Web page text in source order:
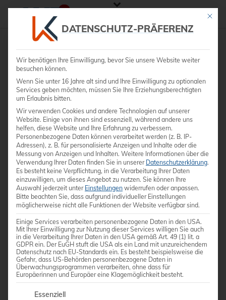
Volumen Sonde 3D4-9
Urologie, Gynäkologie, Geburtshilfe
Mit
DATENSCHUTZ-PRÄFERENZ
Wir benötigen Ihre Einwilligung, bevor Sie unsere Website weiter
besuchen können.
Wenn Sie unter 16 Jahre alt sind und Ihre Einwilligung zu optionalen
Services geben möchten, müssen Sie Ihre Erziehungsberechtigten
um Erlaubnis bitten.
Wir verwenden Cookies und andere Technologien auf unserer
Website. Einige von ihnen sind essenziell, während andere uns
helfen, diese Website und Ihre Erfahrung zu verbessern.
Personenbezogene Daten können verarbeitet werden (z. B. IP-
Adressen), z. B. für personalisierte Anzeigen und Inhalte oder die
Messung von Anzeigen und Inhalten. Weitere Informationen über die
Verwendung Ihrer Daten finden Sie in unserer Datenschutzerklärung.
Es besteht keine Verpflichtung, in die Verarbeitung Ihrer Daten
einzuwilligen, um dieses Angebot zu nutzen. Sie können Ihre
Auswahl jederzeit unter Einstellungen widerrufen oder anpassen.
Bitte beachten Sie, dass aufgrund individueller Einstellungen
möglicherweise nicht alle Funktionen der Website verfügbar sind.
Einige Services verarbeiten personenbezogene Daten in den USA.
Mit Ihrer Einwilligung zur Nutzung dieser Services willigen Sie auch
in die Verarbeitung Ihrer Daten in den USA gemäß Art. 49 (1) lit. a
GDPR ein. Der EuGH stuft die USA als ein Land mit unzureichendem
Datenschutz nach EU-Standards ein. Es besteht beispielsweise die
Gefahr, dass US-Behörden personenbezogene Daten in
Überwachungsprogrammen verarbeiten, ohne dass für
Europäerinnen und Europäer eine Klagemöglichkeit besteht.
Es folgt eine Liste der Service-Gruppen, für die eine
Essenziell